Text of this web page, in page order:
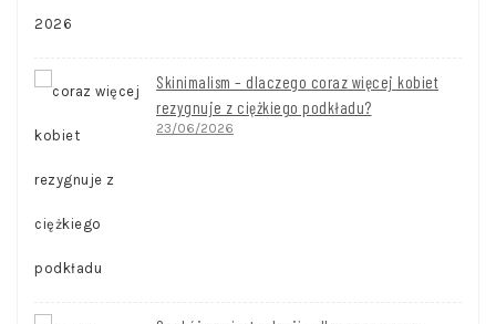
Skinimalism – dlaczego coraz więcej kobiet
rezygnuje z ciężkiego podkładu?
23/06/2026